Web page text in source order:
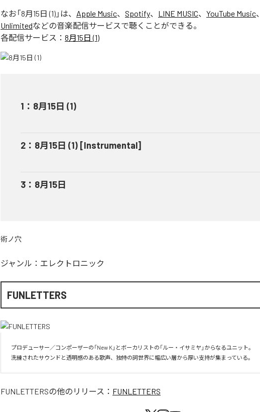
なお「8月15日 (1) 」は、 Apple Music、 Spotify、 LINE MUSIC、 YouTube Music、
Unlimitedなどの音楽配信サービスで聴くことができる。
各配信サービス： 8月15日 (1)
1 ： 8月15日 (1)
2 ： 8月15日 (1) [Instrumental]
3 ： 8月15日
術ノ穴
ジャンル： エレクトロニック
FUNLETTERS
プロデューサー／コンポーザーの「New K」とボーカリストの「ルー・イサミヤ」からなるユニット。
洗練されたサウンドと透明感のある歌声、独特の詞世界に幅広い層から厚い支持が集まっている。
FUNLETTERSの他のリリース： FUNLETTERS